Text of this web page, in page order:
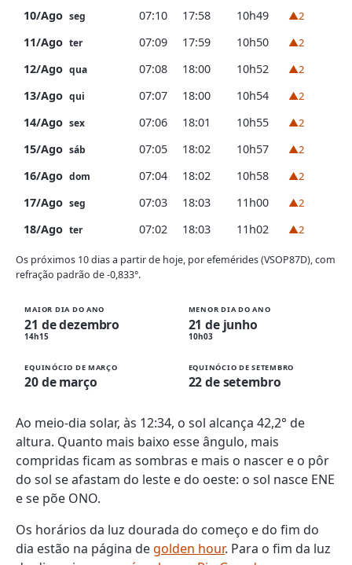
10/Ago seg 07:10 17:58 10h49 ▲2
11/Ago ter 07:09 17:59 10h50 ▲2
12/Ago qua 07:08 18:00 10h52 ▲2
13/Ago qui 07:07 18:00 10h54 ▲2
14/Ago sex 07:06 18:01 10h55 ▲2
15/Ago sáb 07:05 18:02 10h57 ▲2
16/Ago dom 07:04 18:02 10h58 ▲2
17/Ago seg 07:03 18:03 11h00 ▲2
18/Ago ter 07:02 18:03 11h02 ▲2
Os próximos 10 dias a partir de hoje, por efemérides (VSOP87D), com
refração padrão de -0,833°.
MAIOR DIA DO ANO
21 de dezembro
14h15
MENOR DIA DO ANO
21 de junho
10h03
EQUINÓCIO DE MARÇO
20 de março
EQUINÓCIO DE SETEMBRO
22 de setembro
Ao meio-dia solar, às 12:34, o sol alcança 42,2° de
altura. Quanto mais baixo esse ângulo, mais
compridas ficam as sombras e mais o nascer e o pôr
do sol se afastam do leste e do oeste: o sol nasce ENE
e se põe ONO.
Os horários da luz dourada do começo e do fim do
dia estão na página degolden hour. Para o fim da luz